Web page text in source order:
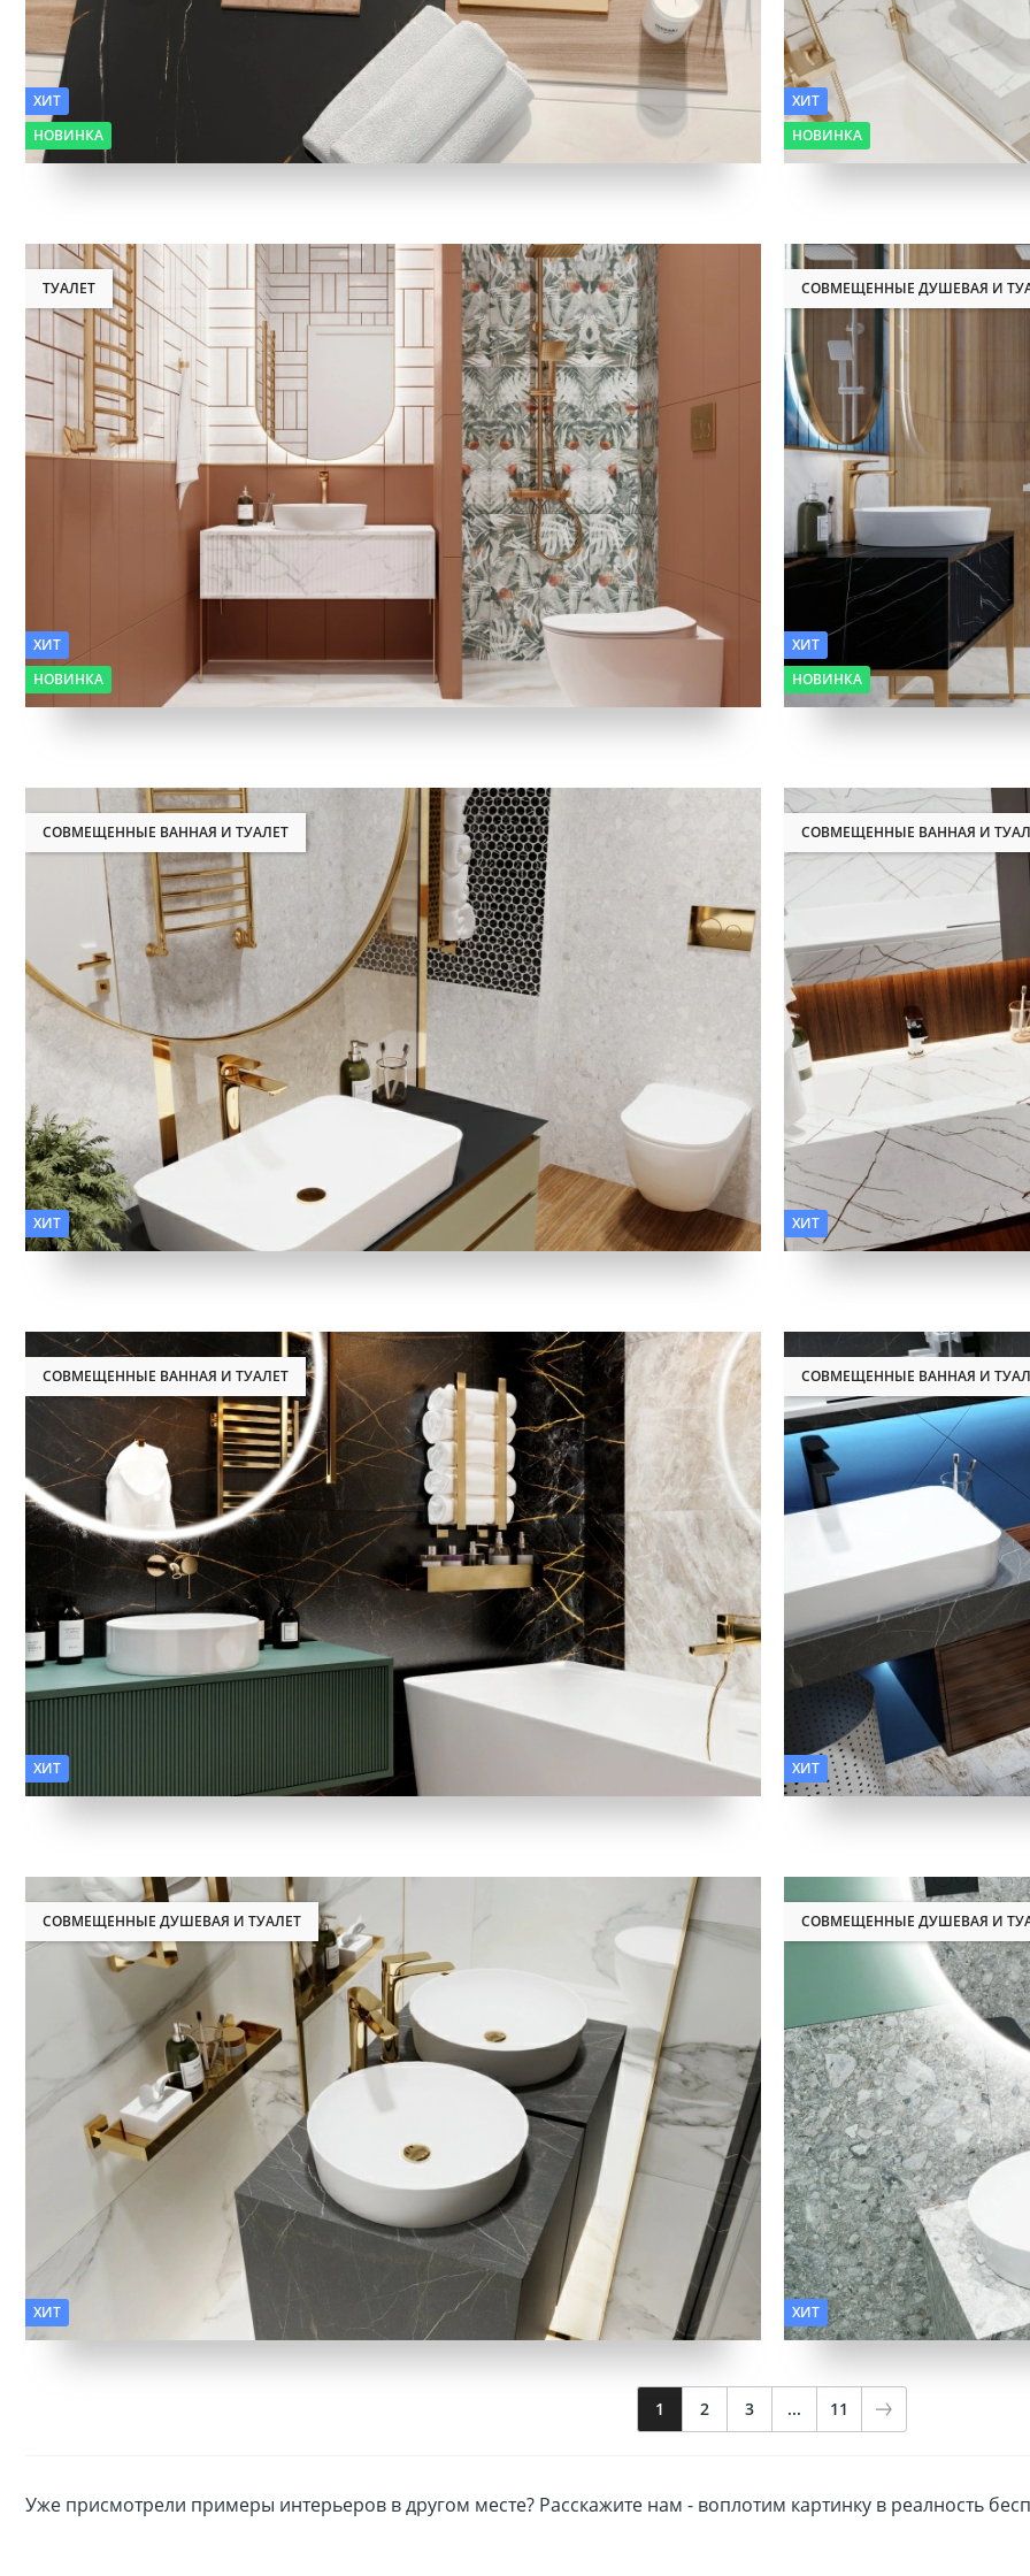
ХИТ
НОВИНКА
ХИТ
НОВИНКА
ХИТ
НОВИНКА
ТУАЛЕТ
Моноколор, Мрамор
ХИТ
НОВИНКА
СОВМЕЩЕННЫЕ ДУШЕВАЯ И
Фактура: Бетон, Мрамор,
ХИТ
СОВМЕЩЕННЫЕ ВАННАЯ И ТУАЛЕТ
Камень, Дерево
ХИТ
СОВМЕЩЕННЫЕ ВАННАЯ И
Фактура: Камень, Дерево
ХИТ
СОВМЕЩЕННЫЕ ВАННАЯ И ТУАЛЕТ
Фактура: Камень, Дерево
ХИТ
СОВМЕЩЕННЫЕ ВАННАЯ И
Фактура: Камень, Дерево
ХИТ
СОВМЕЩЕННЫЕ ДУШЕВАЯ И ТУАЛЕТ
Фактура: Мрамор, Камень, Дерево
ХИТ
СОВМЕЩЕННЫЕ ДУШЕВАЯ И
Фактура: Моноколор,
1 2 3 ... 11
Уже присмотрели примеры интерьеров в другом месте? Расскажите нам - воплотим картинку в реалность